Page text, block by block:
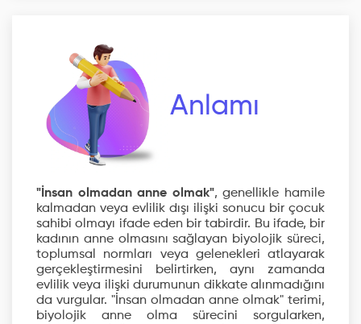
Anlamı
"İnsan olmadan anne olmak", genellikle hamile
kalmadan veya evlilik dışı ilişki sonucu bir çocuk
sahibi olmayı ifade eden bir tabirdir. Bu ifade, bir
kadının anne olmasını sağlayan biyolojik süreci,
toplumsal normları veya gelenekleri atlayarak
gerçekleştirmesini belirtirken, aynı zamanda
evlilik veya ilişki durumunun dikkate alınmadığını
da vurgular. "İnsan olmadan anne olmak" terimi,
biyolojik anne olma sürecini sorgularken,